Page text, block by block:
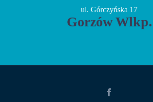
ul. Górczyńska 17
Gorzów Wlkp.